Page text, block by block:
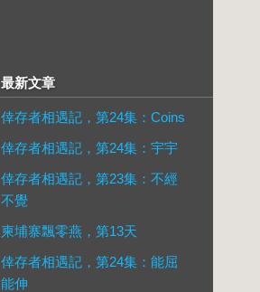
最新文章
倖存者相遇記，第24集：Coins
倖存者相遇記，第24集：宇宇
倖存者相遇記，第23集：不經
不覺
柬埔寨飄零燕，第13天
倖存者相遇記，第24集：能屈
能伸